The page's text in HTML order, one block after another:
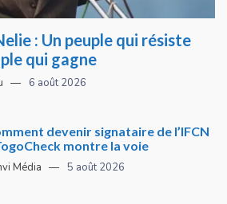
: Un peuple qui résiste
qui gagne
6 août 2026
devenir signataire de l’IFCN
montre la voie
Média 5 août 2026